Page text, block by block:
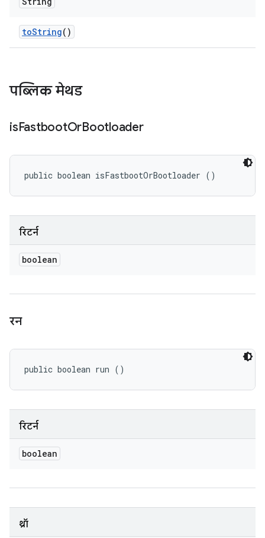
toString()
पब्लिक मेथड
isFastbootOrBootloader
public boolean isFastbootOrBootloader ()
रिटर्न
boolean
रन
public boolean run ()
रिटर्न
boolean
थ्रॉ